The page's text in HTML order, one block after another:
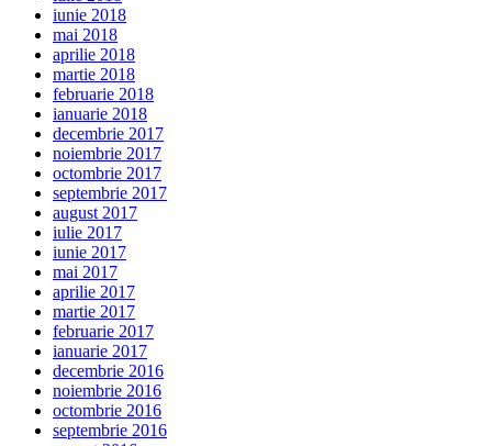
iunie 2018
mai 2018
aprilie 2018
martie 2018
februarie 2018
ianuarie 2018
decembrie 2017
noiembrie 2017
octombrie 2017
septembrie 2017
august 2017
iulie 2017
iunie 2017
mai 2017
aprilie 2017
martie 2017
februarie 2017
ianuarie 2017
decembrie 2016
noiembrie 2016
octombrie 2016
septembrie 2016